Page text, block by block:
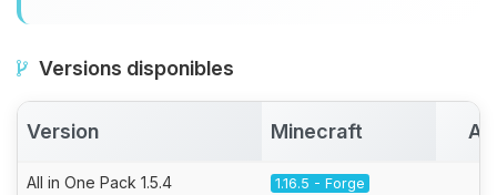
Versions disponibles
Version Minecraft
All in One Pack 1.5.4 1.16.5 - Forge